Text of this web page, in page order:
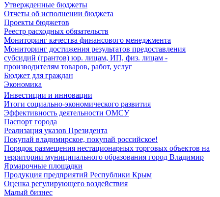
Утвержденные бюджеты
Отчеты об исполнении бюджета
Проекты бюджетов
Реестр расходных обязательств
Мониторинг качества финансового менеджмента
Мониторинг достижения результатов предоставления
субсидий (грантов) юр. лицам, ИП, физ. лицам -
производителям товаров, работ, услуг
Бюджет для граждан
Экономика
Инвестиции и инновации
Итоги социально-экономического развития
Эффективность деятельности ОМСУ
Паспорт города
Реализация указов Президента
Покупай владимирское, покупай российское!
Порядок размещения нестационарных торговых объектов на
территории муниципального образования город Владимир
Ярмарочные площадки
Продукция предприятий Республики Крым
Оценка регулирующего воздействия
Малый бизнес